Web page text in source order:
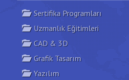
Sertifika Programları
Uzmanlık Eğitimleri
CAD & 3D
Grafik Tasarım
Yazılım